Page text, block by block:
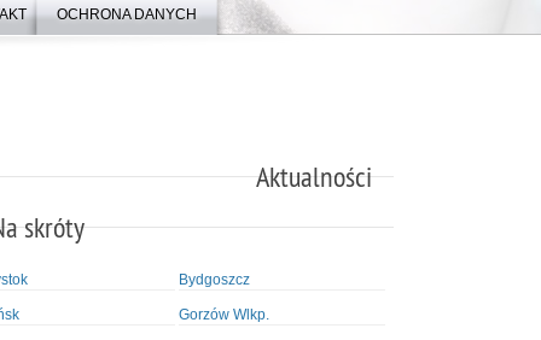
OCHRONA DANYCH
Aktualności
skróty
Bydgoszcz
Gorzów Wlkp.